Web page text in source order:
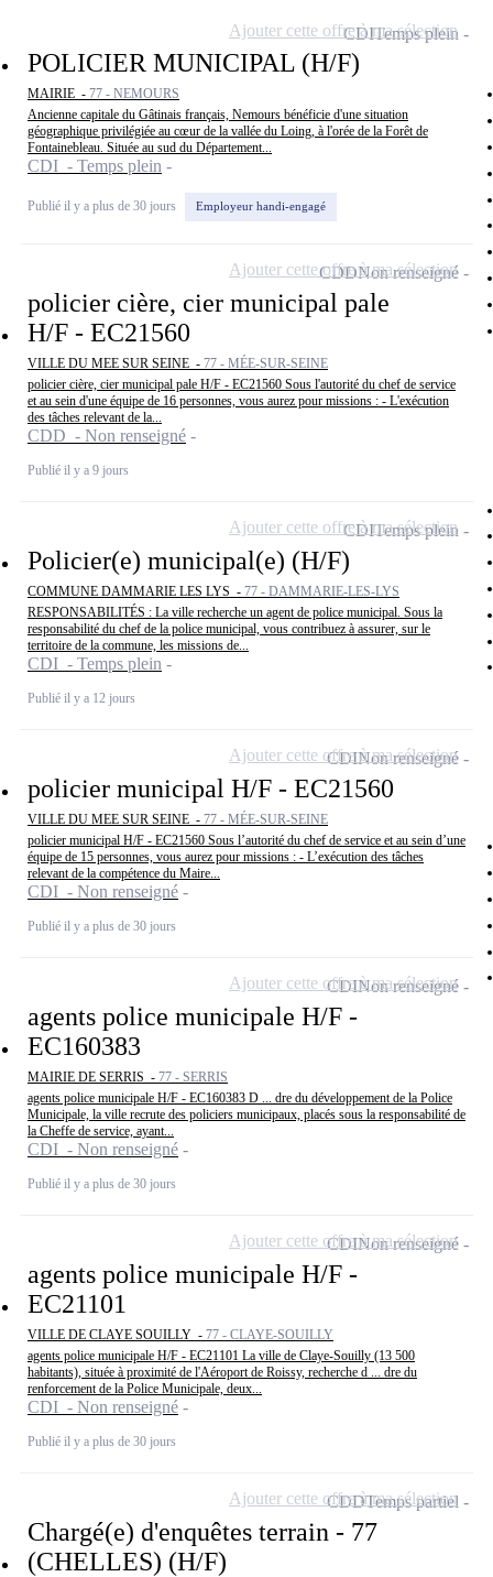
POLICIER MUNICIPAL (H/F)
MAIRIE - 77 - NEMOURS
Ancienne capitale du Gâtinais français, Nemours bénéficie d'une situation
géographique privilégiée au cœur de la vallée du Loing, à l'orée de la Forêt de
Fontainebleau. Située au sud du Département...
CDI - Temps plein
Publié il y a plus de 30 jours Employeur handi-engagé
CDITemps plein
Ajouter cette offre à ma sélection
policier cière, cier municipal pale
H/F - EC21560
VILLE DU MEE SUR SEINE - 77 - MÉE-SUR-SEINE
policier cière, cier municipal pale H/F - EC21560 Sous l'autorité du chef de service
et au sein d'une équipe de 16 personnes, vous aurez pour missions : - L'exécution
des tâches relevant de la...
CDD - Non renseigné
Publié il y a 9 jours
CDDNon renseigné
Ajouter cette offre à ma sélection
Policier(e) municipal(e) (H/F)
COMMUNE DAMMARIE LES LYS - 77 - DAMMARIE-LES-LYS
RESPONSABILITÉS : La ville recherche un agent de police municipal. Sous la
responsabilité du chef de la police municipal, vous contribuez à assurer, sur le
territoire de la commune, les missions de...
CDI - Temps plein
Publié il y a 12 jours
CDITemps plein
Ajouter cette offre à ma sélection
policier municipal H/F - EC21560
VILLE DU MEE SUR SEINE - 77 - MÉE-SUR-SEINE
policier municipal H/F - EC21560 Sous l’autorité du chef de service et au sein d’une
équipe de 15 personnes, vous aurez pour missions : - L’exécution des tâches
relevant de la compétence du Maire...
CDI - Non renseigné
Publié il y a plus de 30 jours
CDINon renseigné
Ajouter cette offre à ma sélection
agents police municipale H/F -
EC160383
MAIRIE DE SERRIS - 77 - SERRIS
agents police municipale H/F - EC160383 D ... dre du développement de la Police
Municipale, la ville recrute des policiers municipaux, placés sous la responsabilité de
la Cheffe de service, ayant...
CDI - Non renseigné
Publié il y a plus de 30 jours
CDINon renseigné
Ajouter cette offre à ma sélection
agents police municipale H/F -
EC21101
VILLE DE CLAYE SOUILLY - 77 - CLAYE-SOUILLY
agents police municipale H/F - EC21101 La ville de Claye-Souilly (13 500
habitants), située à proximité de l'Aéroport de Roissy, recherche d ... dre du
renforcement de la Police Municipale, deux...
CDI - Non renseigné
Publié il y a plus de 30 jours
CDINon renseigné
Ajouter cette offre à ma sélection
Chargé(e) d'enquêtes terrain - 77
(CHELLES) (H/F)
CDDTemps partiel
Ajouter cette offre à ma sélection